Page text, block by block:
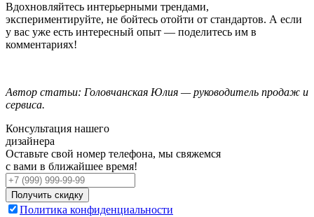
Вдохновляйтесь интерьерными трендами,
экспериментируйте, не бойтесь отойти от стандартов. А если
у вас уже есть интересный опыт — поделитесь им в
комментариях!
Автор статьи: Головчанская Юлия — руководитель продаж и
сервиса.
Консультация нашего
дизайнера
Оставьте свой номер телефона, мы свяжемся
с вами в ближайшее время!
Получить скидку
Политика конфиденциальности